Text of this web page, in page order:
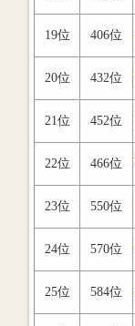
19位 406位
20位 432位
21位 452位
22位 466位
23位 550位
24位 570位
25位 584位